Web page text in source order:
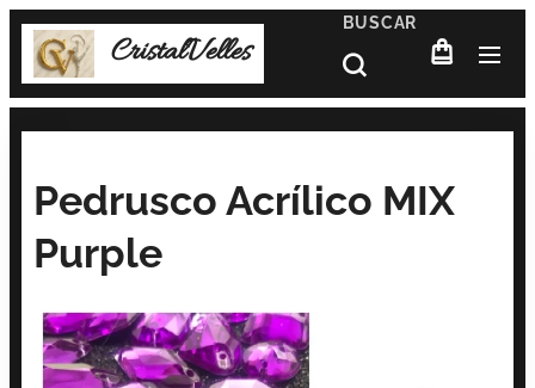
CristalVelles
BUSCAR
Pedrusco Acrílico MIX
Purple